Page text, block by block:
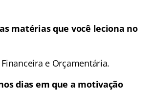
matérias que você leciona no
e Orçamentária.
dias em que a motivação